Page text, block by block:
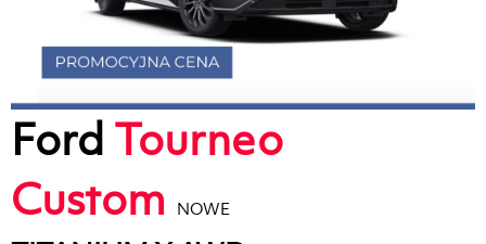
Ford Tourneo
Custom
NOWE